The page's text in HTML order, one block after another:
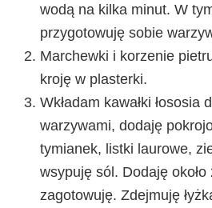
wodą na kilka minut. W
przygotowuję sobie
Marchewki i korzenie
kroję w plasterki.
Wkładam kawałki łososia
warzywami, dodaję
tymianek, listki laurowe,
wsypuję sól. Dodaję
zagotowuję. Zdejmuję